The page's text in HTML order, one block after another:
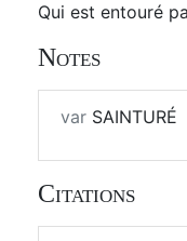
Qui est entouré
Notes
var SAINTURÉ
Citations